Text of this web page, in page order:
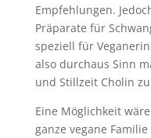
Empfehlungen.
Präparate für
speziell für
also durchaus Sinn
und Stillzeit Cholin
Eine Möglichkeit
ganze vegane